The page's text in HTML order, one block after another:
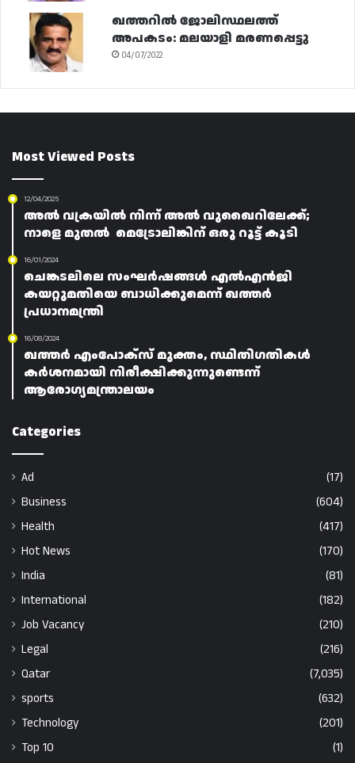
ഖത്തറിൽ ജോലിസ്ഥലത്ത്
അപകടം: മലയാളി മരണപ്പെട്ടു
04/07/2022
Most Viewed Posts
12/04/2025
അൽ വക്രയിൽ നിന്ന് അൽ വുഖൈറിലേക്ക്;
നാളെ മുതൽ മെട്രോലിങ്കിന് ഒരു റൂട്ട് കൂടി
16/01/2024
ചെങ്കടലിലെ സംഘർഷങ്ങൾ എൽഎൻജി
കയറ്റുമതിയെ ബാധിക്കുമെന്ന് ഖത്തർ
പ്രധാനമന്ത്രി
16/08/2024
ഖത്തർ എംപോക്‌സ്‌ മുക്തം, സ്ഥിതിഗതികൾ
കർശനമായി നിരീക്ഷിക്കുന്നുണ്ടെന്ന്
ആരോഗ്യമന്ത്രാലയം
Categories
Ad
(17)
Business
(604)
Health
(417)
Hot News
(170)
India
(81)
International
(182)
Job Vacancy
(210)
Legal
(216)
Qatar
(7,035)
sports
(632)
Technology
(201)
Top 10
(1)